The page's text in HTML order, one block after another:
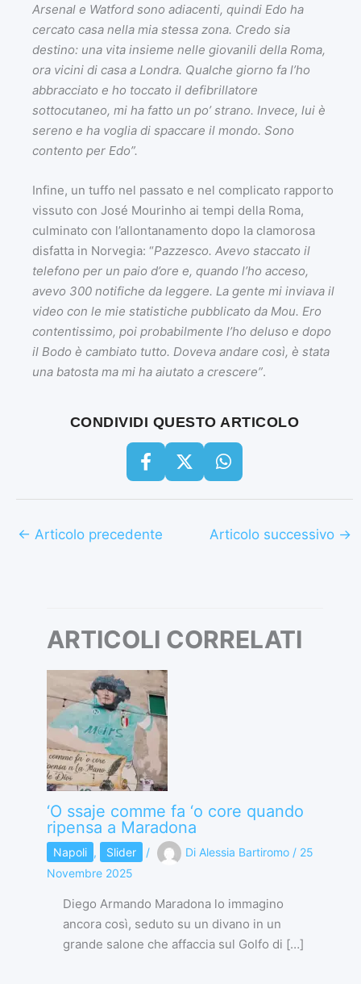
Arsenal e Watford sono adiacenti, quindi Edo ha
cercato casa nella mia stessa zona. Credo sia
destino: una vita insieme nelle giovanili della Roma,
ora vicini di casa a Londra. Qualche giorno fa l’ho
abbracciato e ho toccato il defibrillatore
sottocutaneo, mi ha fatto un po’ strano. Invece, lui è
sereno e ha voglia di spaccare il mondo. Sono
contento per Edo”.
Infine, un tuffo nel passato e nel complicato rapporto
vissuto con José Mourinho ai tempi della Roma,
culminato con l’allontanamento dopo la clamorosa
disfatta in Norvegia: “Pazzesco. Avevo staccato il
telefono per un paio d’ore e, quando l’ho acceso,
avevo 300 notifiche da leggere. La gente mi inviava il
video con le mie statistiche pubblicato da Mou. Ero
contentissimo, poi probabilmente l’ho deluso e dopo
il Bodo è cambiato tutto. Doveva andare così, è stata
una batosta ma mi ha aiutato a crescere”.
CONDIVIDI QUESTO ARTICOLO
← Articolo precedente Articolo successivo →
ARTICOLI CORRELATI
‘O ssaje comme fa ‘o core quando
ripensa a Maradona
Napoli , Slider / Di Alessia Bartiromo / 25
Novembre 2025
Diego Armando Maradona lo immagino
ancora così, seduto su un divano in un
grande salone che affaccia sul Golfo di […]